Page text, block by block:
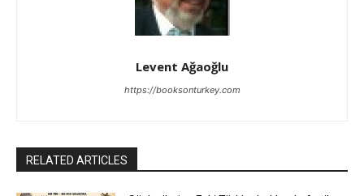
Levent Ağaoğlu
https://booksonturkey.com
RELATED ARTICLES